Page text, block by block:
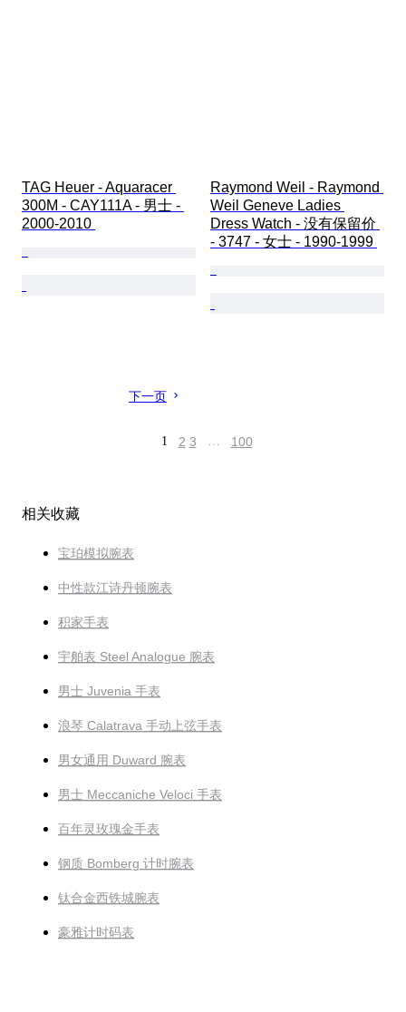
TAG Heuer - Aquaracer
300M - CAY111A - 男士 -
2000-2010
Raymond Weil - Raymond
Weil Geneve Ladies
Dress Watch - 没有保留价
- 3747 - 女士 - 1990-1999
下一页
1 2 3 … 100
相关收藏
宝珀模拟腕表
中性款江诗丹顿腕表
积家手表
宇舶表 Steel Analogue 腕表
男士 Juvenia 手表
浪琴 Calatrava 手动上弦手表
男女通用 Duward 腕表
男士 Meccaniche Veloci 手表
百年灵玫瑰金手表
钢质 Bomberg 计时腕表
钛合金西铁城腕表
豪雅计时码表